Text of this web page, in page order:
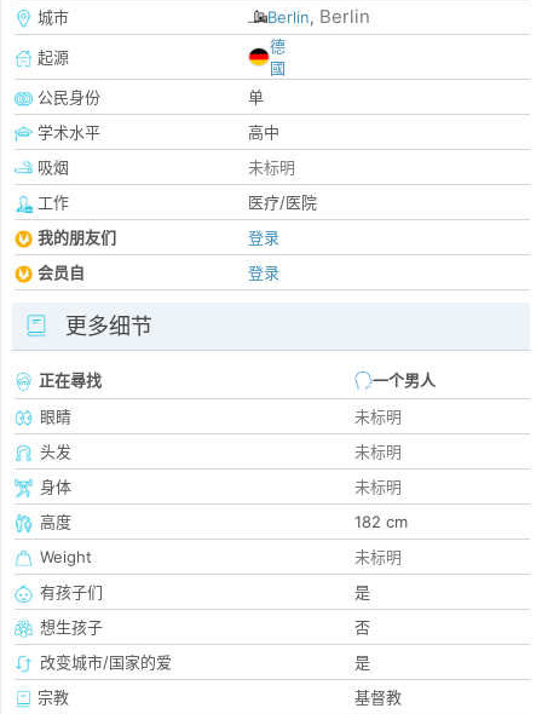
城市
Berlin, Berlin
起源
德
國
公民身份
单
学术水平
高中
吸烟
未标明
工作
医疗/医院
我的朋友们
登录
会员自
登录
更多细节
正在尋找
一个男人
眼睛
未标明
头发
未标明
身体
未标明
高度
182 cm
Weight
未标明
有孩子们
是
想生孩子
否
改变城市/国家的爱
是
宗教
基督教